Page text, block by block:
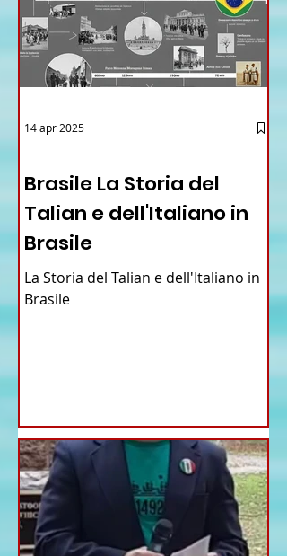
Brasile La Storia del
Talian e dell'Italiano in
Brasile
La Storia del Talian e dell'Italiano in
Brasile
14 apr 2025